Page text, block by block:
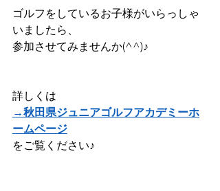
ゴルフをしているお子様がいらっしゃ
いましたら、
参加させてみませんか(^^)♪
詳しくは
→秋田県ジュニアゴルフアカデミーホ
ームページ
をご覧ください♪